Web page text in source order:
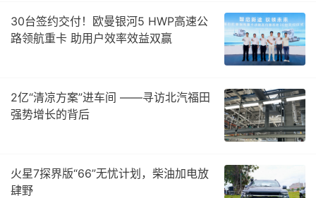
30台签约交付！欧曼银河5 HWP高速公
路领航重卡 助用户效率效益双赢
2亿“清凉方案”进车间 ——寻访北汽福田
强势增长的背后
火星7探界版“66”无忧计划，柴油加电放
肆野